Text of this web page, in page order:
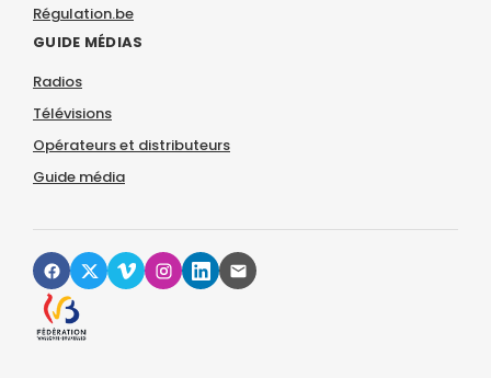
Régulation.be
GUIDE MÉDIAS
Radios
Télévisions
Opérateurs et distributeurs
Guide média